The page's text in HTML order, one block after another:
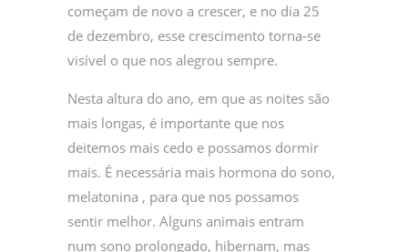
começam de novo a crescer, e no dia 25
de dezembro, esse crescimento torna-se
visível o que nos alegrou sempre.
Nesta altura do ano, em que as noites são
mais longas, é importante que nos
deitemos mais cedo e possamos dormir
mais. É necessária mais hormona do sono,
melatonina , para que nos possamos
sentir melhor. Alguns animais entram
num sono prolongado, hibernam, mas